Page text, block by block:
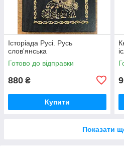
Історіада Русі. Русь
слов'янська
Готово до відправки
880 ₴
Купити
Показати